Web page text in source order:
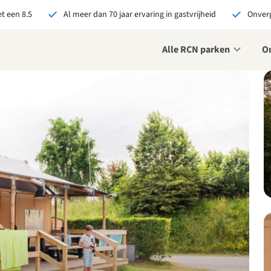
een 8.5 Al meer dan 70 jaar ervaring in gastvrijheid
Alle RCN parken
De beste prijsgarantie
Exclusieve voordelen
Persoonlijk contact
alle voordelen